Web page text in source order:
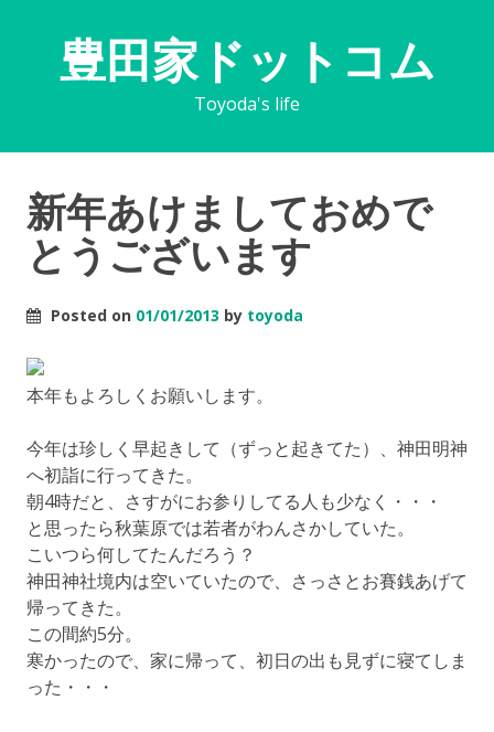
豊田家ドットコム
Toyoda's life
新年あけましておめで
とうございます
Posted on 01/01/2013 by toyoda
本年もよろしくお願いします。
今年は珍しく早起きして（ずっと起きてた）、神田明神
へ初詣に行ってきた。
朝4時だと、さすがにお参りしてる人も少なく・・・
と思ったら秋葉原では若者がわんさかしていた。
こいつら何してたんだろう？
神田神社境内は空いていたので、さっさとお賽銭あげて
帰ってきた。
この間約5分。
寒かったので、家に帰って、初日の出も見ずに寝てしま
った・・・